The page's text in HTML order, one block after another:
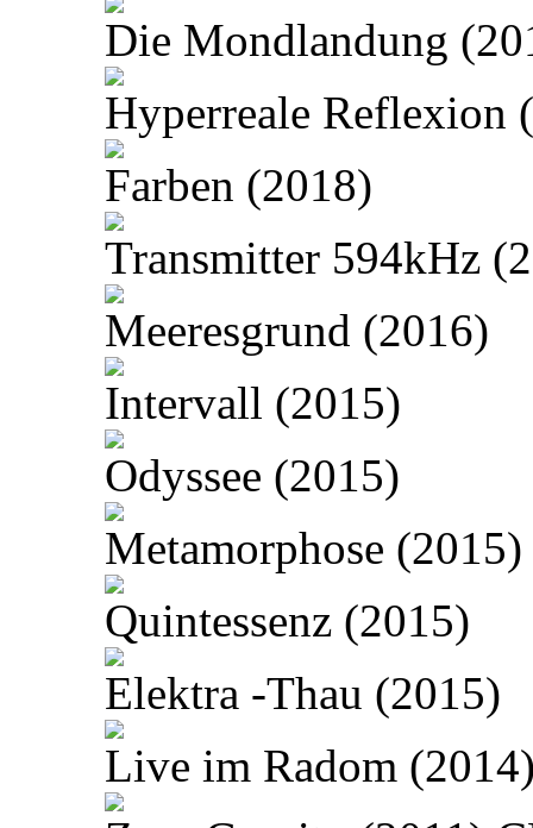
Die Mondlandung
Hyperreale Reflexion
Farben (2018)
Transmitter 594kHz
Meeresgrund (2016)
Intervall (2015)
Odyssee (2015)
Metamorphose (2015)
Quintessenz (2015)
Elektra -Thau (2015)
Live im Radom